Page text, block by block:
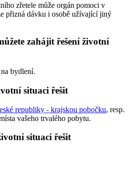
zřetele může orgán pomoci v
přizná dávku i osobě užívající jiný
zahájit řešení životní
bydlení.
situaci řešit
republiky - krajskou pobočku, resp.
vašeho trvalého pobytu.
situaci řešit